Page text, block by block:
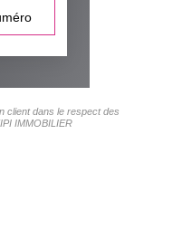
client dans le respect des
IMMOBILIER